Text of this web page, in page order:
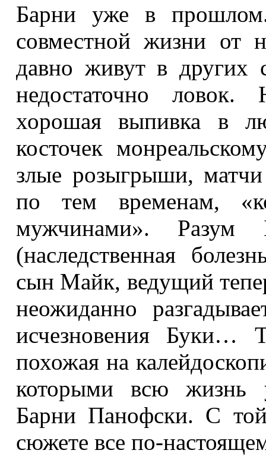
Барни уже в
совместной жизни от
давно живут в других
недостаточно
хорошая выпивка в
косточек
злые розыгрыши,
по тем временам,
мужчинами». Разум
(наследственная
сын Майк, ведущий
неожиданно
исчезновения Буки…
похожая на
которыми всю жизнь
Барни Панофски. С
сюжете все по-